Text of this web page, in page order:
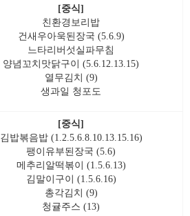
[중식]
친환경보리밥
건새우아욱된장국 (5.6.9)
느타리버섯실파무침
양념꼬치맛닭구이 (5.6.12.13.15)
열무김치 (9)
생과일 청포도
[중식]
김밥볶음밥 (1.2.5.6.8.10.13.15.16)
팽이유부된장국 (5.6)
메추리알떡볶이 (1.5.6.13)
김말이구이 (1.5.6.16)
총각김치 (9)
청귤주스 (13)